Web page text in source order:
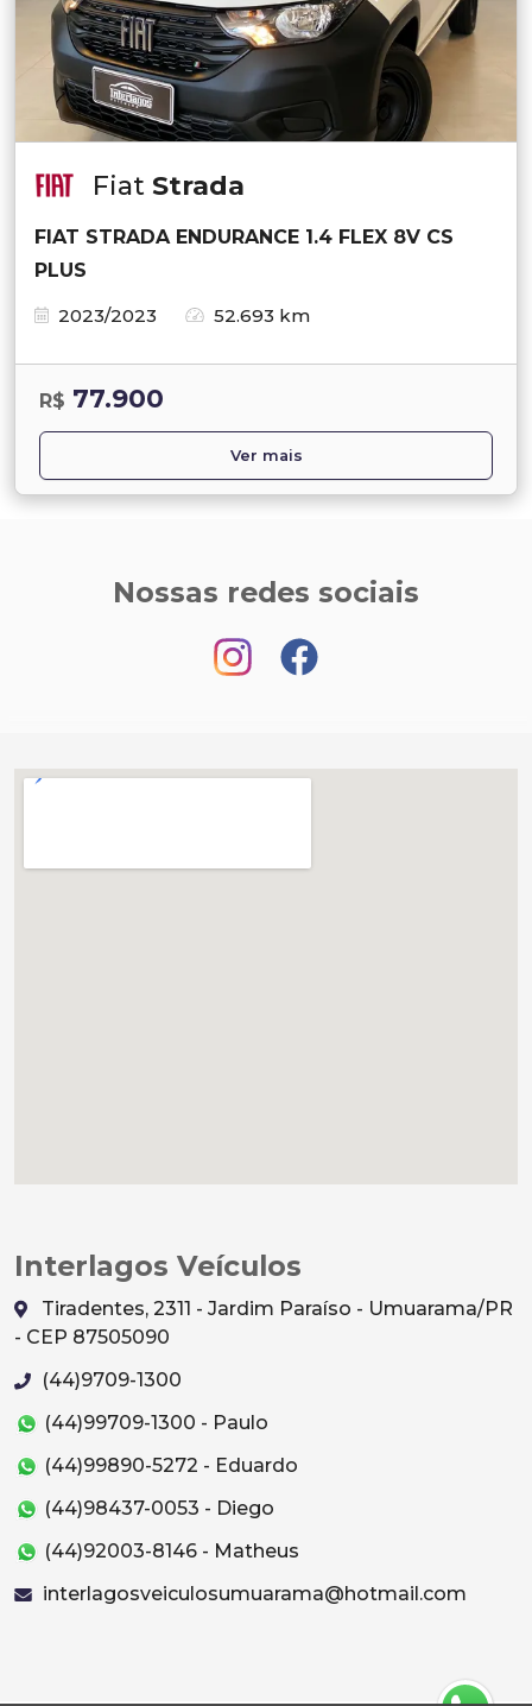
Fiat Strada
FIAT STRADA ENDURANCE 1.4 FLEX 8V CS
PLUS
2023/2023
52.693 km
R$ 77.900
Ver mais
Nossas redes sociais
Interlagos Veículos
Tiradentes, 2311 - Jardim Paraíso - Umuarama/PR
- CEP 87505090
(44)9709-1300
(44)99709-1300 - Paulo
(44)99890-5272 - Eduardo
(44)98437-0053 - Diego
(44)92003-8146 - Matheus
interlagosveiculosumuarama@hotmail.com